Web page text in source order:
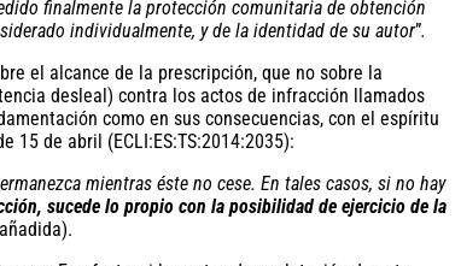
finalmente la protección comunitaria de obtención
individualmente, y de la identidad de su autor”.
el alcance de la prescripción, que no sobre la
desleal) contra los actos de infracción llamados
como en sus consecuencias, con el espíritu
15 de abril (ECLI:ES:TS:2014:2035):
mientras éste no cese. En tales casos, si no hay
sucede lo propio con la posibilidad de ejercicio de la